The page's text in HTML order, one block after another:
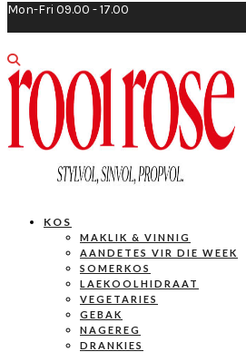
Mon-Fri 09.00 - 17.00
KOS
MAKLIK & VINNIG
AANDETES VIR DIE WEEK
SOMERKOS
LAEKOOLHIDRAAT
VEGETARIES
GEBAK
NAGEREG
DRANKIES